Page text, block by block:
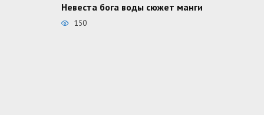
Невеста бога воды сюжет манги
150